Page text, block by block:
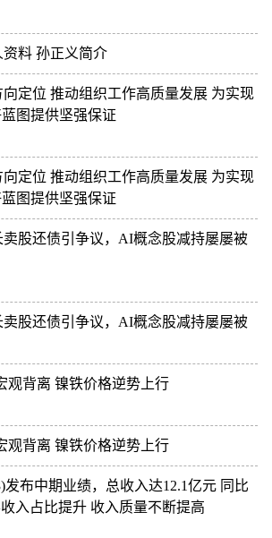
料 孙正义简介
定位 推动组织工作高质量发展 为实现
图提供坚强保证
定位 推动组织工作高质量发展 为实现
图提供坚强保证
股还债引争议，AI概念股减持屡屡被
股还债引争议，AI概念股减持屡屡被
观背离 镍铁价格逆势上行
观背离 镍铁价格逆势上行
发布中期业绩，总收入达12.1亿元 同比
入占比提升 收入质量不断提高